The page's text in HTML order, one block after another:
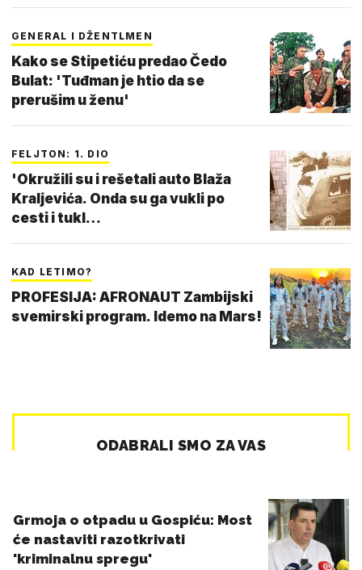
GENERAL I DŽENTLMEN
Kako se Stipetiću predao Čedo
Bulat: 'Tuđman je htio da se
prerušim u ženu'
FELJTON: 1. DIO
'Okružili su i rešetali auto Blaža
Kraljevića. Onda su ga vukli po
cesti i tukl…
KAD LETIMO?
PROFESIJA: AFRONAUT Zambijski
svemirski program. Idemo na Mars!